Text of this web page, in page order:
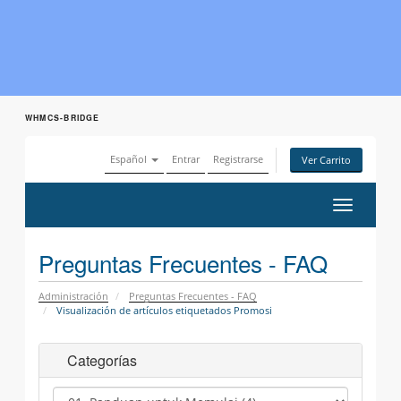
WHMCS-BRIDGE
Español Entrar Registrarse Ver Carrito
Alternar
Preguntas Frecuentes - FAQ
Administración
Preguntas Frecuentes - FAQ
Visualización de artículos etiquetados Promosi
Categorías